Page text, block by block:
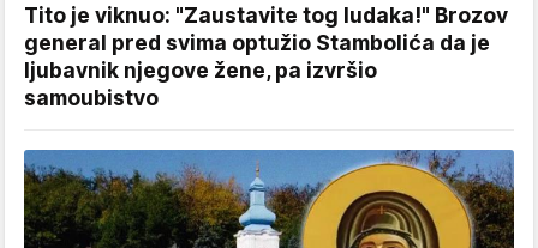
Tito je viknuo: "Zaustavite tog ludaka!" Brozov
general pred svima optužio Stambolića da je
ljubavnik njegove žene, pa izvršio
samoubistvo